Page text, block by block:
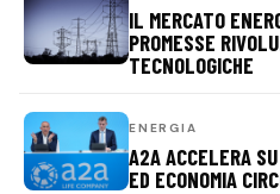
IL MERCATO
PROMESSE
TECNOLOGICHE
ENERGIA
A2A ACCELERA
ED ECONOMIA